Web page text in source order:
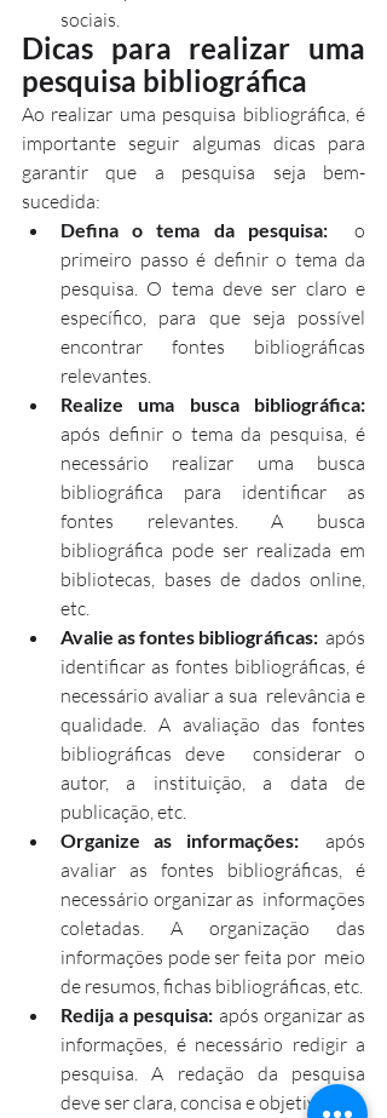
sociais.
Dicas para realizar uma
pesquisa bibliográfica
Ao realizar uma pesquisa bibliográfica, é
importante seguir algumas dicas para
garantir que a pesquisa seja bem-
sucedida:
Defina o tema da pesquisa:
  o
primeiro passo é definir o tema da
pesquisa. O tema deve ser claro e
específico, para que seja possível
encontrar fontes bibliográficas
relevantes.
Realize uma busca bibliográfica:
após definir o tema da pesquisa, é
necessário realizar uma busca
bibliográfica para identificar as
fontes relevantes. A busca
bibliográfica pode ser realizada em
bibliotecas, bases de dados online,
etc.
Avalie as fontes bibliográficas:
  após
identificar as fontes bibliográficas, é
necessário avaliar a sua  relevância e
qualidade. A avaliação das fontes
bibliográficas deve  considerar o
autor, a instituição, a data de
publicação, etc.
Organize as informações:
  após
avaliar as fontes bibliográficas, é
necessário organizar as  informações
coletadas. A organização das
informações pode ser feita por  meio
de resumos, fichas bibliográficas, etc.
Redija a pesquisa: após organizar as
informações, é necessário redigir a
pesquisa. A redação da pesquisa
deve ser clara, concisa e objetiva.